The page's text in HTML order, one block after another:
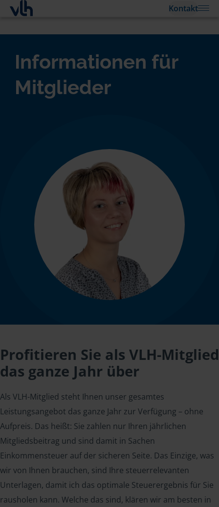
Kontakt
Informationen für
Mitglieder
Profitieren Sie als VLH-Mitglied
das ganze Jahr über
Als VLH-Mitglied steht Ihnen unser gesamtes
Leistungsangebot das ganze Jahr zur Verfügung – ohne
Aufpreis. Das heißt: Sie zahlen nur Ihren jährlichen
Mitgliedsbeitrag und sind damit in Sachen
Einkommensteuer auf der sicheren Seite. Das Einzige, was
wir von Ihnen brauchen, sind Ihre steuerrelevanten
Unterlagen, damit ich das optimale Steuerergebnis für Sie
rausholen kann. Welche das sind, klären wir am besten in